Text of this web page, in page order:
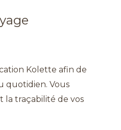
Kolette afin de
quotidien. Vous
la traçabilité de vos